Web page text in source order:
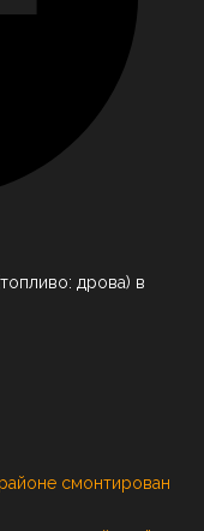
дрова) в
смонтирован